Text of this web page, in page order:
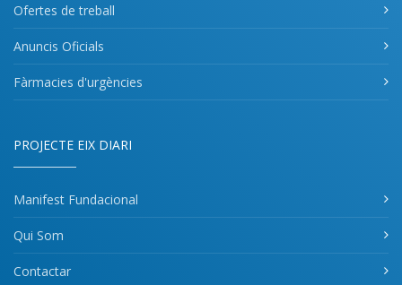
Ofertes de treball
Anuncis Oficials
Fàrmacies d'urgències
PROJECTE EIX DIARI
Manifest Fundacional
Qui Som
Contactar